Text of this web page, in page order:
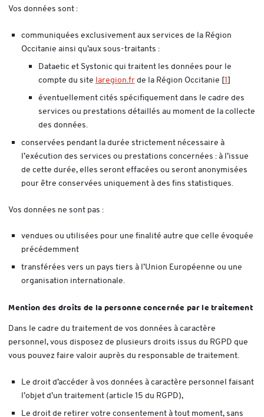
Vos données sont :
communiquées exclusivement aux services de la Région
Occitanie ainsi qu’aux sous-traitants :
Dataetic et Systonic qui traitent les données pour le
compte du site laregion.fr - Nouvelle fenêtre
de la Région Occitanie [1]
éventuellement cités spécifiquement dans le cadre des
services ou prestations détaillés au moment de la collecte
des données.
conservées pendant la durée strictement nécessaire à
l’exécution des services ou prestations concernées : à l’issue
de cette durée, elles seront effacées ou seront anonymisées
pour être conservées uniquement à des fins statistiques.
Vos données ne sont pas :
vendues ou utilisées pour une finalité autre que celle évoquée
précédemment
transférées vers un pays tiers à l’Union Européenne ou une
organisation internationale.
Mention des droits de la personne concernée par le traitement
Dans le cadre du traitement de vos données à caractère
personnel, vous disposez de plusieurs droits issus du RGPD que
vous pouvez faire valoir auprès du responsable de traitement.
Le droit d’accéder à vos données à caractère personnel faisant
l’objet d’un traitement (article 15 du RGPD),
Le droit de retirer votre consentement à tout moment, sans